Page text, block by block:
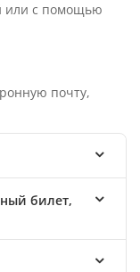
или с помощью
почту,
билет,